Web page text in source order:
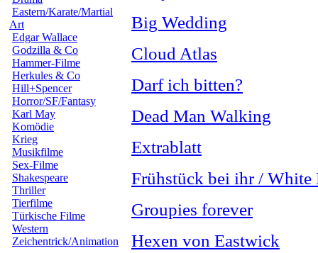
Eastern/Karate/Martial
Art
Edgar Wallace
Godzilla & Co
Hammer-Filme
Herkules & Co
Hill+Spencer
Horror/SF/Fantasy
Karl May
Komödie
Krieg
Musikfilme
Sex-Filme
Shakespeare
Thriller
Tierfilme
Türkische Filme
Western
Zeichentrick/Animation
Big Wedding
Cloud Atlas
Darf ich bitten?
Dead Man Walking
Extrablatt
Frühstück bei ihr / White
Groupies forever
Hexen von Eastwick